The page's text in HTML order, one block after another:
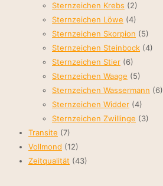
Sternzeichen Krebs (2)
Sternzeichen Löwe (4)
Sternzeichen Skorpion (5)
Sternzeichen Steinbock (4)
Sternzeichen Stier (6)
Sternzeichen Waage (5)
Sternzeichen Wassermann (6)
Sternzeichen Widder (4)
Sternzeichen Zwillinge (3)
Transite (7)
Vollmond (12)
Zeitqualität (43)